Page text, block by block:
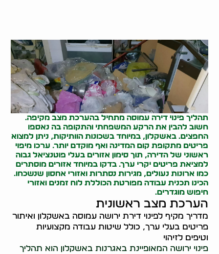
תהליך פינוי דירה עמוסה מתחיל בהערכת מצב מקיפה.
חשוב להבין את הרקע המשפחתי והתקופה בה נאספו
החפצים. באשקלון, במיוחד בשכונות הוותיקות, ניתן למצוא
פריטים מתקופת קום המדינה ואף מוקדם יותר. ערכו מיפוי
ראשוני של הדירה, תוך סימון אזורים בעלי פוטנציאל גבוה
למציאת פריטים יקרי ערך. בדקו במיוחד אזורים מוסתרים
כמו ארונות נעולים, מגירות נסתרות ואזורי אחסון שנשכחו.
הכינו תכנית עבודה מפורטת הכוללת לוח זמנים ואזורי
חיפוש מוגדרים.
הערכת מצב ראשונית
מדריך מקיף לפינוי דירת ירושה עמוסה באשקלון ואיתור
פריטים בעלי ערך, כולל שיטות עבודה מקצועיות
וטיפים לזיהוי
פינוי ירושה המאופיינת באגרנות באשקלון הוא תהליך